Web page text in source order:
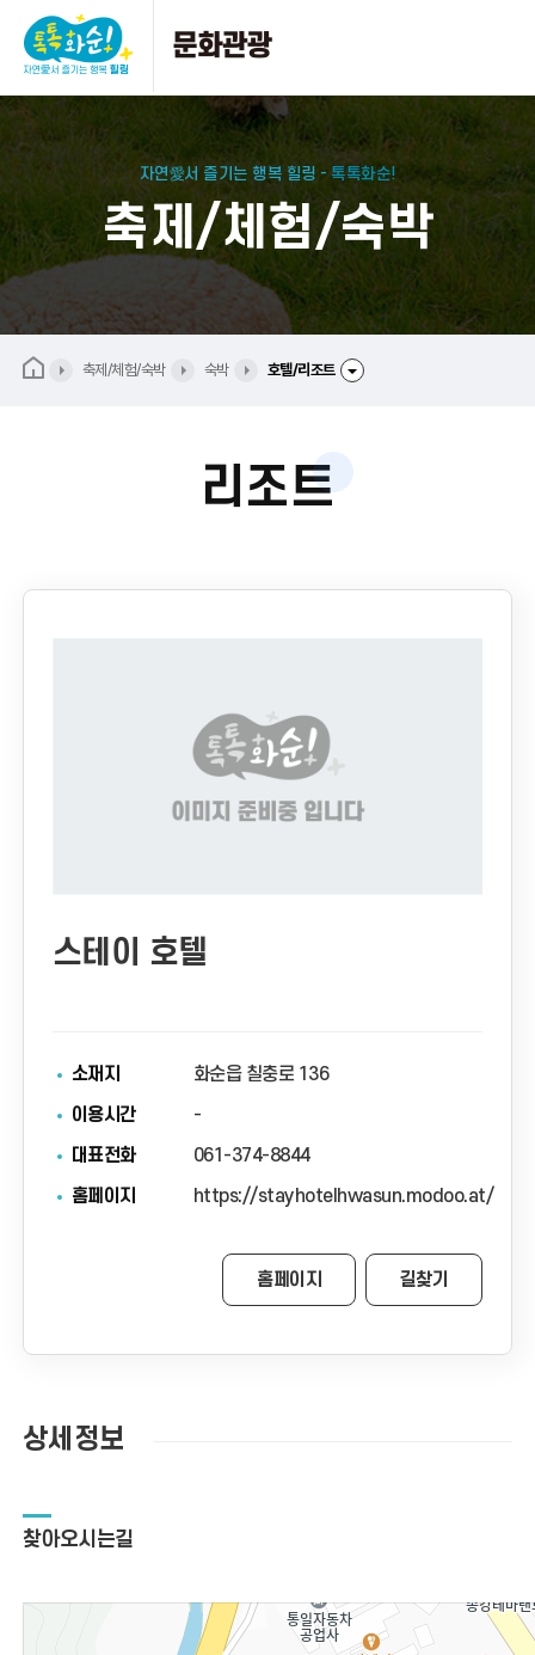
자연愛서 즐기는 행복 힐링 - 톡톡화순!
축제/체험/숙박
축제/체험/숙박 숙박 호텔/리조트
리조트
스테이 호텔
소재지
화순읍 칠충로 136
이용시간
-
대표전화
061-374-8844
홈페이지
https://stayhotelhwasun.modoo.at/
홈페이지 길찾기
상세정보
찾아오시는길